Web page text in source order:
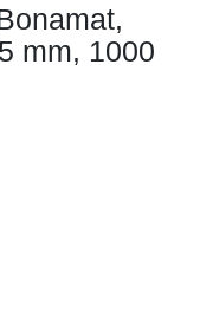
mm, 1000